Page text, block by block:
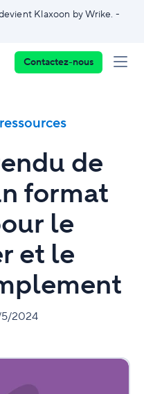
Klaxoon by Wrike. -
Contactez-nous
de
format
le
et le
5/2024